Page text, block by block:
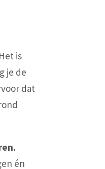
is
je de
dat
én